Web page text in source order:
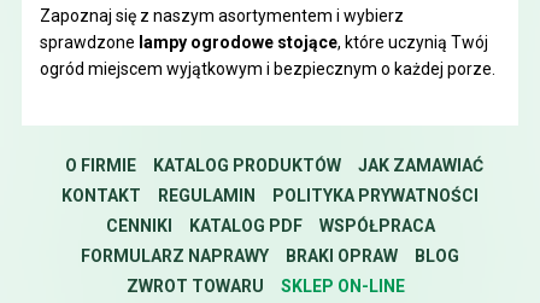
Zapoznaj się z naszym asortymentem i wybierz
sprawdzone lampy ogrodowe stojące, które uczynią Twój
ogród miejscem wyjątkowym i bezpiecznym o każdej porze.
O FIRMIE KATALOG PRODUKTÓW
JAK ZAMAWIAĆ
KONTAKT
REGULAMIN
POLITYKA PRYWATNOŚCI
CENNIKI
KATALOG PDF
WSPÓŁPRACA
FORMULARZ NAPRAWY
BRAKI OPRAW
BLOG
ZWROT TOWARU
SKLEP ON-LINE